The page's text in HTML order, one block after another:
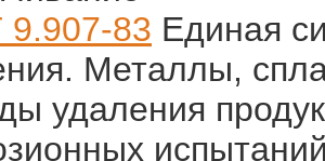
83 Единая
Металлы,
удаления